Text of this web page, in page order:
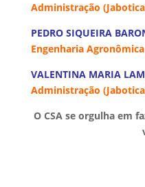
Administração
PEDRO SIQUEIRA
Engenharia
VALENTINA MARIA
Administração
O CSA se orgulha em